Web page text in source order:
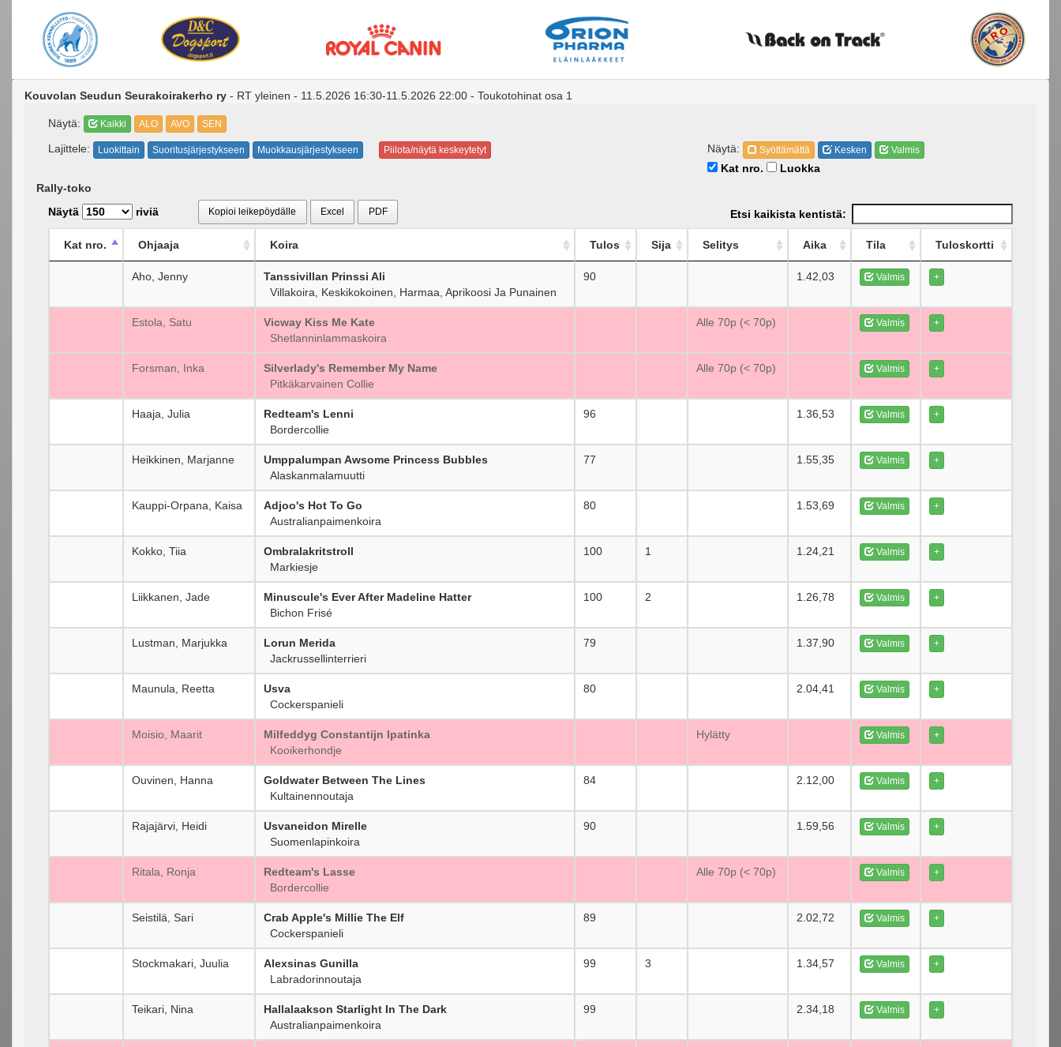
Kouvolan Seudun Seurakoirakerho ry - RT yleinen - 11.5.2026 16:30-11.5.2026 22:00 - Toukotohinat osa 1
Näytä: Kaikki ALO AVO SEN
Lajittele: Luokittain Suoritusjärjestykseen Muokkausjärjestykseen Piilota/näytä keskeytetyt Näytä: Syöttämättä Kesken Valmis
Kat nro.
Luokka
Rally-toko
Näytä
riviä Kopioi leikepöydälle Excel PDF Etsi kaikista kentistä:
Kat nro. Ohjaaja Koira Tulos Sija Selitys Aika Tila Tuloskortti
Aho, Jenny
Tanssivillan Prinssi Ali
Villakoira, Keskikokoinen, Harmaa, Aprikoosi Ja Punainen
90 1.42,03 Valmis +
Estola, Satu
Vicway Kiss Me Kate
Shetlanninlammaskoira
Alle 70p (< 70p) Valmis +
Forsman, Inka
Silverlady's Remember My Name
Pitkäkarvainen Collie
Alle 70p (< 70p) Valmis +
Haaja, Julia
Redteam's Lenni
Bordercollie
96 1.36,53 Valmis +
Heikkinen, Marjanne
Umppalumpan Awsome Princess Bubbles
Alaskanmalamuutti
77 1.55,35 Valmis +
Kauppi-Orpana, Kaisa
Adjoo's Hot To Go
Australianpaimenkoira
80 1.53,69 Valmis +
Kokko, Tiia
Ombralakritstroll
Markiesje
100 1 1.24,21 Valmis +
Liikkanen, Jade
Minuscule's Ever After Madeline Hatter
Bichon Frisé
100 2 1.26,78 Valmis +
Lustman, Marjukka
Lorun Merida
Jackrussellinterrieri
79 1.37,90 Valmis +
Maunula, Reetta
Usva
Cockerspanieli
80 2.04,41 Valmis +
Moisio, Maarit
Milfeddyg Constantijn Ipatinka
Kooikerhondje
Hylätty Valmis +
Ouvinen, Hanna
Goldwater Between The Lines
Kultainennoutaja
84 2.12,00 Valmis +
Rajajärvi, Heidi
Usvaneidon Mirelle
Suomenlapinkoira
90 1.59,56 Valmis +
Ritala, Ronja
Redteam's Lasse
Bordercollie
Alle 70p (< 70p) Valmis +
Seistilä, Sari
Crab Apple's Millie The Elf
Cockerspanieli
89 2.02,72 Valmis +
Stockmakari, Juulia
Alexsinas Gunilla
Labradorinnoutaja
99 3 1.34,57 Valmis +
Teikari, Nina
Hallalaakson Starlight In The Dark
Australianpaimenkoira
99 2.34,18 Valmis +